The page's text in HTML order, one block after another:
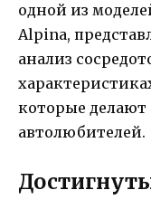
одной из
Alpina,
анализ
которые
автолюбителей.